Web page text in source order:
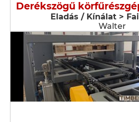
Derékszögű
Eladás / Kínálat >
Walter